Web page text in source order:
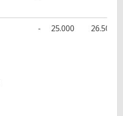
- 25.000 26.500